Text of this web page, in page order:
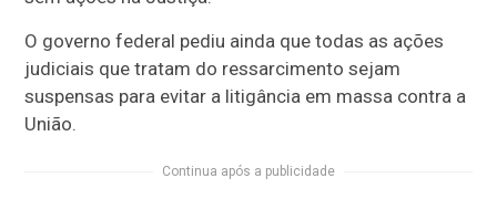
O governo federal pediu ainda que todas as ações
judiciais que tratam do ressarcimento sejam
suspensas para evitar a litigância em massa contra a
União.
Continua após a publicidade